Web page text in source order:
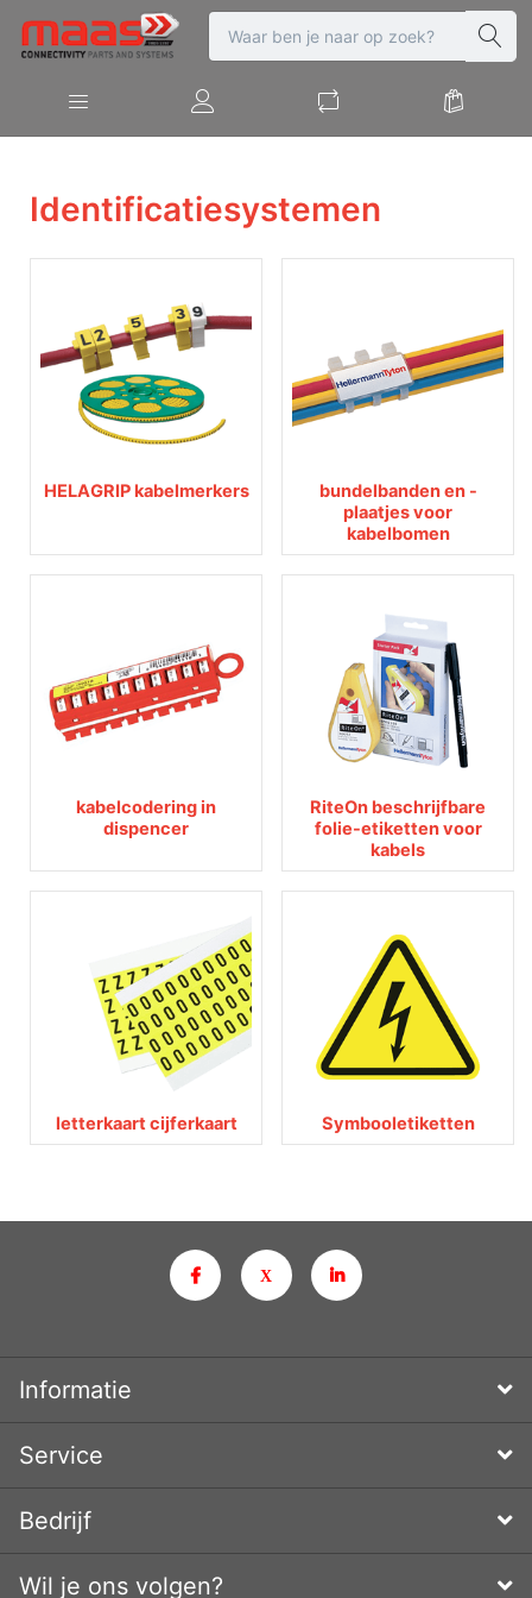
Identificatiesystemen
HELAGRIP kabelmerkers
bundelbanden en -
plaatjes voor
kabelbomen
kabelcodering in
dispencer
RiteOn beschrijfbare
folie-etiketten voor
kabels
letterkaart cijferkaart Symbooletiketten
Informatie
Service
Bedrijf
Wil je ons volgen?